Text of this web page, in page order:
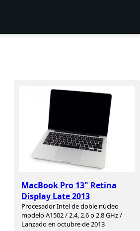
MacBook Pro 13" Retina
Display Late 2013
Procesador Intel de doble núcleo
modelo A1502 / 2.4, 2.6 o 2.8 GHz /
Lanzado en octubre de 2013